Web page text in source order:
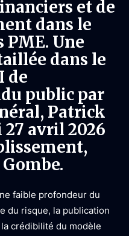
et de
dans le
Une
dans le
de
public par
Patrick
avril 2026
faible profondeur du
du risque, la publication
crédibilité du modèle